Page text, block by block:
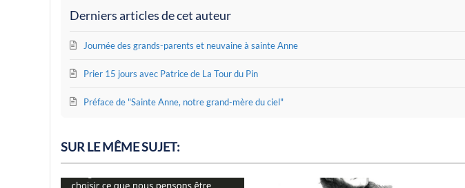
Derniers articles de cet auteur
Journée des grands-parents et neuvaine à sainte Anne
Prier 15 jours avec Patrice de La Tour du Pin
Préface de "Sainte Anne, notre grand-mère du ciel"
SUR LE MÊME SUJET: